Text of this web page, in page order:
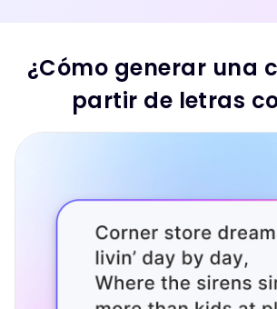
¿Cómo generar una
partir de letras